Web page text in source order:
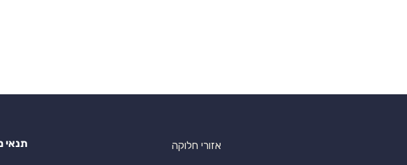
אזורי חלוקה תנאי